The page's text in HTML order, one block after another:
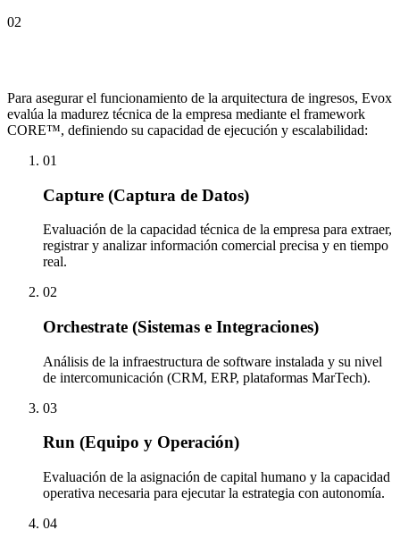
02
Para asegurar el funcionamiento de la arquitectura de ingresos, Evox
evalúa la madurez técnica de la empresa mediante el framework
CORE™, definiendo su capacidad de ejecución y escalabilidad:
01
Capture (Captura de Datos)
Evaluación de la capacidad técnica de la empresa para extraer,
registrar y analizar información comercial precisa y en tiempo
real.
02
Orchestrate (Sistemas e Integraciones)
Análisis de la infraestructura de software instalada y su nivel
de intercomunicación (CRM, ERP, plataformas MarTech).
03
Run (Equipo y Operación)
Evaluación de la asignación de capital humano y la capacidad
operativa necesaria para ejecutar la estrategia con autonomía.
04